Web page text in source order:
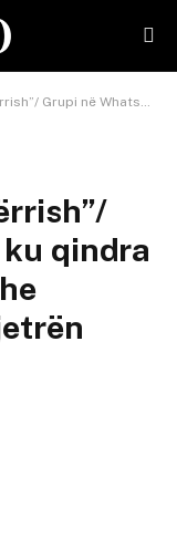
monitorojnë dhe mbështesin njëra-tjetrën gjatë natës!
qindra